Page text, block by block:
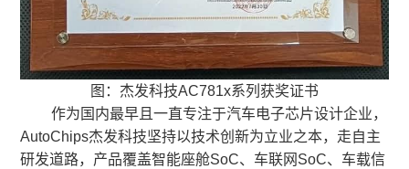
图：杰发科技AC781x系列获奖证书
作为国内最早且一直专注于汽车电子芯片设计企业，
AutoChips杰发科技坚持以技术创新为立业之本，走自主
研发道路，产品覆盖智能座舱SoC、车联网SoC、车载信